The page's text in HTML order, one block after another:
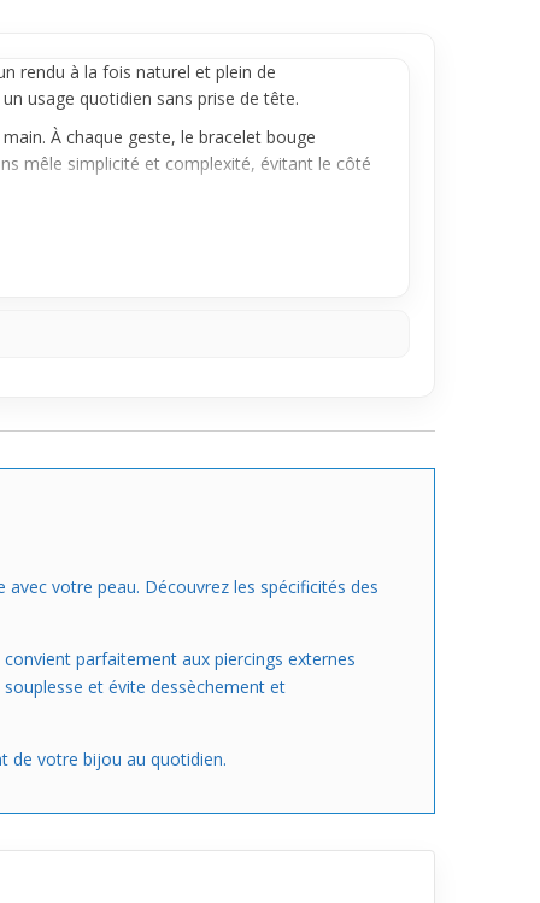
rendu à la fois naturel et plein de
usage quotidien sans prise de tête.
À chaque geste, le bracelet bouge
mêle simplicité et complexité, évitant le côté
que lors d’une journée relax, ajoutant juste
votre peau. Découvrez les spécificités des
parfaitement aux piercings externes
et évite dessèchement et
de votre bijou au quotidien.